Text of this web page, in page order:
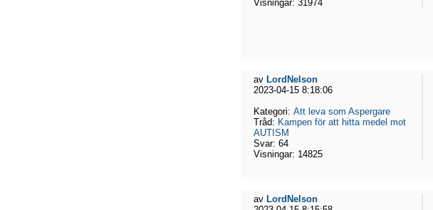
Visningar: 31974
av LordNelson
2023-04-15 8:18:06
Kategori: Att leva som Aspergare
Tråd: Kampen för att hitta medel mot
AUTISM
Svar: 64
Visningar: 14825
av LordNelson